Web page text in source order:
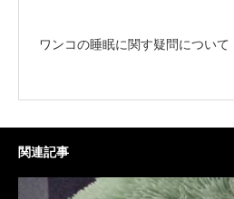
ワンコの睡眠に関す疑問について
関連記事